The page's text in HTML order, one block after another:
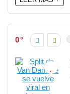
0